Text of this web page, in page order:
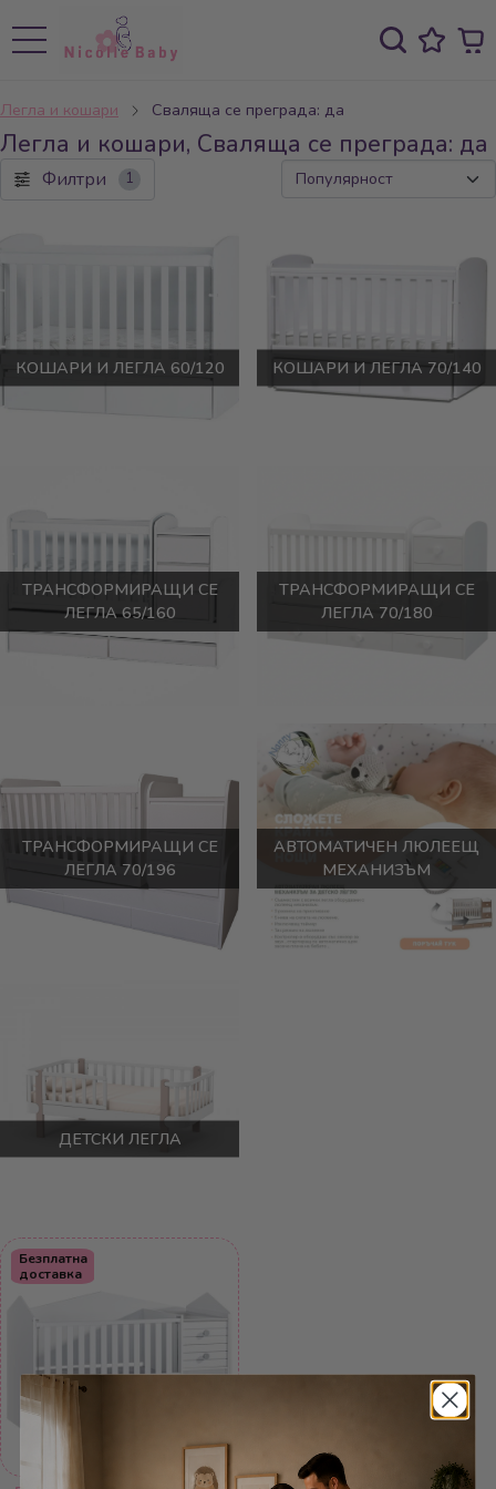
Легла и кошари Сваляща се преграда: да
Легла и кошари, Сваляща се преграда: да
Филтри 1
КОШАРИ И ЛЕГЛА 60/120 КОШАРИ И ЛЕГЛА 70/140
ТРАНСФОРМИРАЩИ СЕ
ЛЕГЛА 65/160
ТРАНСФОРМИРАЩИ СЕ
ЛЕГЛА 70/180
ТРАНСФОРМИРАЩИ СЕ
ЛЕГЛА 70/196
АВТОМАТИЧЕН ЛЮЛЕЕЩ
МЕХАНИЗЪМ
ДЕТСКИ ЛЕГЛА
Безплатна
доставка